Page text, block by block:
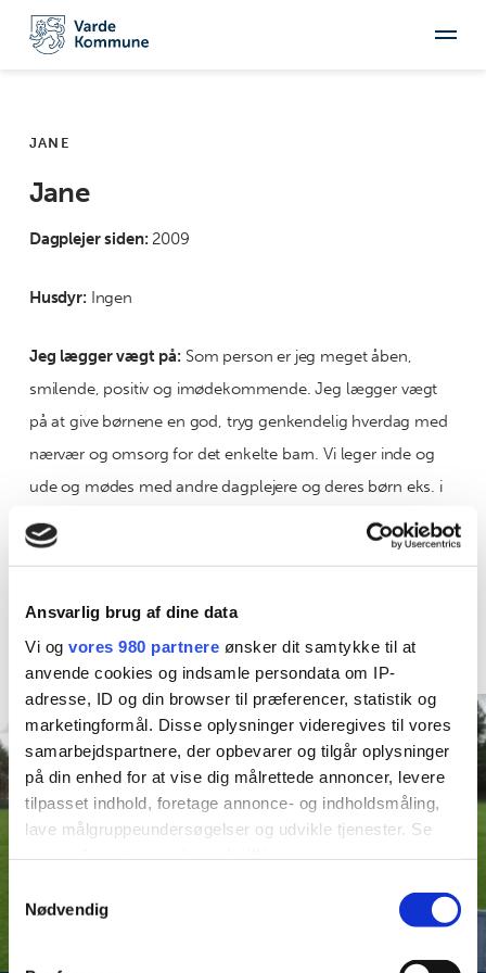
Ansvarlig brug af dine data
Vi og vores 980 partnere ønsker dit samtykke til at
anvende cookies og indsamle persondata om IP-
adresse, ID og din browser til præferencer, statistik og
marketingformål. Disse oplysninger videregives til vores
samarbejdspartnere, der opbevarer og tilgår oplysninger
på din enhed for at vise dig målrettede annoncer, levere
tilpasset indhold, foretage annonce- og indholdsmåling,
lave målgruppeundersøgelser og udvikle tjenester. Se
tilbage eller ændre indstillinger fra vores
"Cookiedeklaration", eller ved at trykke på "Privacy
Nødvendig
JANE
Jane
Dagplejer siden: 2009
Husdyr: Ingen
Jeg lægger vægt på: Som person er jeg meget åben,
smilende, positiv og imødekommende. Jeg lægger vægt
på at give børnene en god, tryg genkendelig hverdag med
nærvær og omsorg for det enkelte barn. Vi leger inde og
ude og mødes med andre dagplejere og deres børn eks. i
skoven, på en legeplads eller biblioteket. En gang om
ugen går vi i fælles legestue. Jeg er uddannet Mindfull
mindfulness.